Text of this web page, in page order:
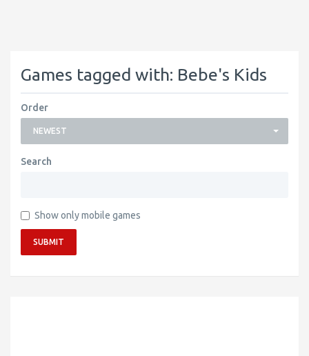
Games tagged with: Bebe's Kids
Order
NEWEST
Search
Show only mobile games
SUBMIT